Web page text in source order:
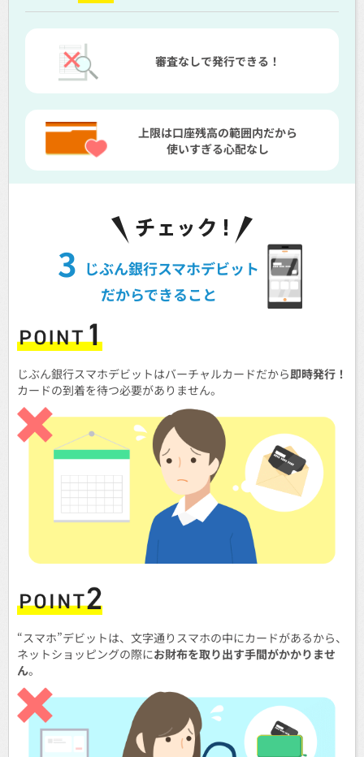
審査なしで発行できる！
上限は口座残高の範囲内だから
使いすぎる心配なし
3 じぶん銀行スマホデビット
だからできること
じぶん銀行スマホデビットはバーチャルカードだから即時発行！
カードの到着を待つ必要がありません。
“スマホ”デビットは、文字通りスマホの中にカードがあるから、
ネットショッピングの際にお財布を取り出す手間がかかりませ
ん。